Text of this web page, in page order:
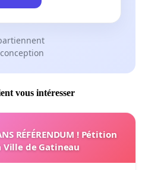
vous intéresser
RÉFÉRENDUM ! Pétition
Ville de Gatineau